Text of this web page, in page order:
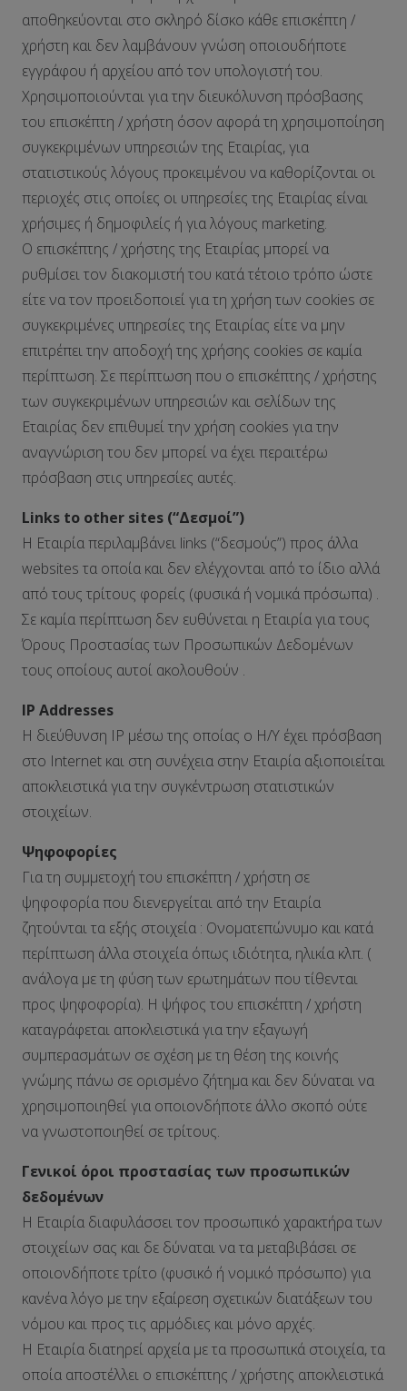
αποθηκεύονται στο σκληρό δίσκο κάθε επισκέπτη /
χρήστη και δεν λαμβάνουν γνώση οποιουδήποτε
εγγράφου ή αρχείου από τον υπολογιστή του.
Χρησιμοποιούνται για την διευκόλυνση πρόσβασης
του επισκέπτη / χρήστη όσον αφορά τη χρησιμοποίηση
συγκεκριμένων υπηρεσιών της Εταιρίας, για
στατιστικούς λόγους προκειμένου να καθορίζονται οι
περιοχές στις οποίες οι υπηρεσίες της Εταιρίας είναι
χρήσιμες ή δημοφιλείς ή για λόγους marketing.
Ο επισκέπτης / χρήστης της Εταιρίας μπορεί να
ρυθμίσει τον διακομιστή του κατά τέτοιο τρόπο ώστε
είτε να τον προειδοποιεί για τη χρήση των cookies σε
συγκεκριμένες υπηρεσίες της Εταιρίας είτε να μην
επιτρέπει την αποδοχή της χρήσης cookies σε καμία
περίπτωση. Σε περίπτωση που ο επισκέπτης / χρήστης
των συγκεκριμένων υπηρεσιών και σελίδων της
Εταιρίας δεν επιθυμεί την χρήση cookies για την
αναγνώριση του δεν μπορεί να έχει περαιτέρω
πρόσβαση στις υπηρεσίες αυτές.
Links to other sites (“Δεσμοί”)
Η Εταιρία περιλαμβάνει links (“δεσμούς”) προς άλλα
websites τα οποία και δεν ελέγχονται από το ίδιο αλλά
από τους τρίτους φορείς (φυσικά ή νομικά πρόσωπα) .
Σε καμία περίπτωση δεν ευθύνεται η Εταιρία για τους
Όρους Προστασίας των Προσωπικών Δεδομένων
τους οποίους αυτοί ακολουθούν .
IP Addresses
H διεύθυνση IP μέσω της οποίας ο Η/Υ έχει πρόσβαση
στο Internet και στη συνέχεια στην Εταιρία αξιοποιείται
αποκλειστικά για την συγκέντρωση στατιστικών
στοιχείων.
Ψηφοφορίες
Για τη συμμετοχή του επισκέπτη / χρήστη σε
ψηφοφορία που διενεργείται από την Εταιρία
ζητούνται τα εξής στοιχεία : Ονοματεπώνυμο και κατά
περίπτωση άλλα στοιχεία όπως ιδιότητα, ηλικία κλπ. (
ανάλογα με τη φύση των ερωτημάτων που τίθενται
προς ψηφοφορία). Η ψήφος του επισκέπτη / χρήστη
καταγράφεται αποκλειστικά για την εξαγωγή
συμπερασμάτων σε σχέση με τη θέση της κοινής
γνώμης πάνω σε ορισμένο ζήτημα και δεν δύναται να
χρησιμοποιηθεί για οποιονδήποτε άλλο σκοπό ούτε
να γνωστοποιηθεί σε τρίτους.
Γενικοί όροι προστασίας των προσωπικών
δεδομένων
Η Εταιρία διαφυλάσσει τον προσωπικό χαρακτήρα των
στοιχείων σας και δε δύναται να τα μεταβιβάσει σε
οποιονδήποτε τρίτο (φυσικό ή νομικό πρόσωπο) για
κανένα λόγο με την εξαίρεση σχετικών διατάξεων του
νόμου και προς τις αρμόδιες και μόνο αρχές.
Η Εταιρία διατηρεί αρχεία με τα προσωπικά στοιχεία, τα
οποία αποστέλλει ο επισκέπτης / χρήστης αποκλειστικά